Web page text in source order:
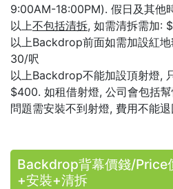
9:00AM-18:00PM). 假日及其他
以上不包括清拆, 如需清拆需加:
以上Backdrop前面如需加設紅
30/呎
以上Backdrop不能加設頂射燈,
$400. 如租借射燈, 公司會包括
問題需安裝不到射燈, 費用不能退
Backdrop背幕價錢/Price
+安裝+清拆